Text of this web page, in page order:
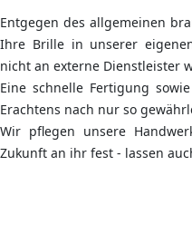
Entgegen des allgemeinen
Ihre Brille in unserer
nicht an externe Dienstleister
Eine schnelle Fertigung
Erachtens nach nur so
Wir pflegen unsere
Zukunft an ihr fest - lassen